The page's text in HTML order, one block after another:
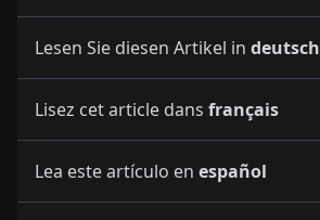
Lesen Sie diesen Artikel in deutsch
Lisez cet article dans français
Lea este artículo en español